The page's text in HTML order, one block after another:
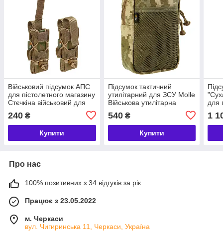
Військовий підсумок АПС
для пістолетного магазину
Стєчкіна військовий для
Піксель
240 ₴
Купити
Підсумок тактичний
утилітарний для ЗСУ Molle
Військова утилітарна
540₴
Купити
для
1
Про нас
100% позитивних з 34 відгуків за рік
Працює з 23.05.2022
м. Черкаси
вул. Чигиринська 11, Черкаси, Україна